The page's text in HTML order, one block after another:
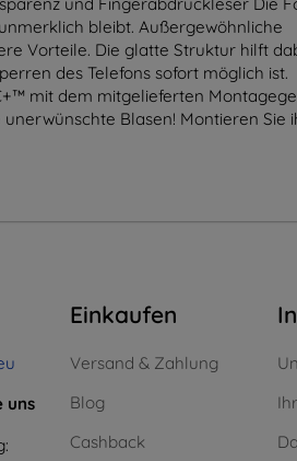
bleibt. Außergewöhnliche
Vorteile. Die glatte Struktur hilft
des Telefons sofort möglich ist.
mit dem mitgelieferten
Blasen! Montieren Sie
uns
Einkaufen
Versand & Zahlung
Blog
Cashback